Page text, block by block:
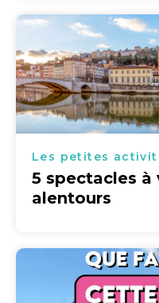
Les petites
5 spectacles à
alentours